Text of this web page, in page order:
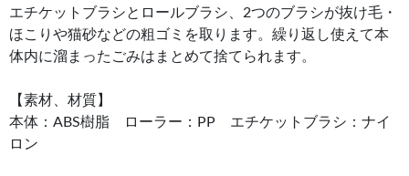
エチケットブラシとロールブラシ、2つのブラシが抜け毛・
ほこりや猫砂などの粗ゴミを取ります。繰り返し使えて本
体内に溜まったごみはまとめて捨てられます。
【素材、材質】
本体：ABS樹脂 ローラー：PP エチケットブラシ：ナイ
ロン